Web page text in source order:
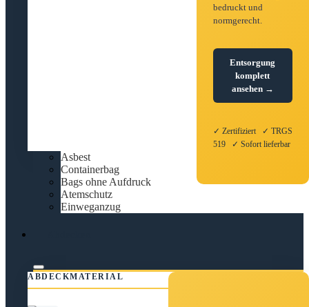
bedruckt und
normgerecht.
Entsorgung
komplett
ansehen →
✓ Zertifiziert ✓ TRGS
519 ✓ Sofort lieferbar
Asbest
Containerbag
Bags ohne Aufdruck
Atemschutz
Einweganzug
ABDECKMATERIAL